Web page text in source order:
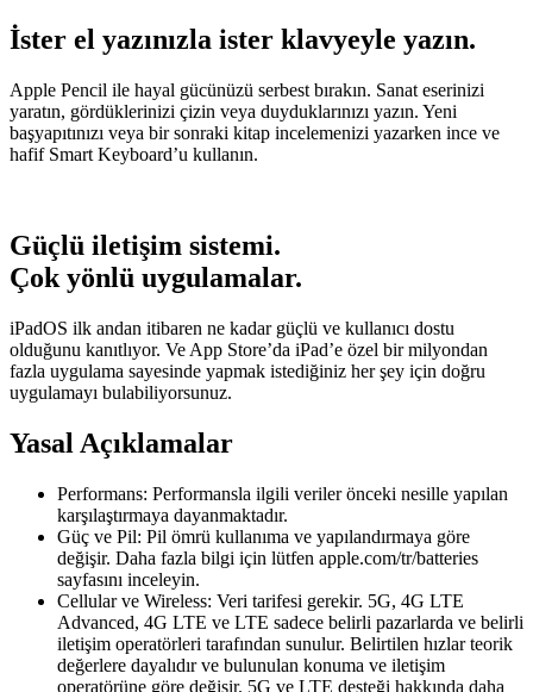
İster el yazınızla ister klavyeyle yazın.
Apple Pencil ile hayal gücünüzü serbest bırakın. Sanat eserinizi
yaratın, gördüklerinizi çizin veya duyduklarınızı yazın. Yeni
başyapıtınızı veya bir sonraki kitap incelemenizi yazarken ince ve
hafif Smart Keyboard’u kullanın.
Güçlü iletişim sistemi.
Çok yönlü uygulamalar.
iPadOS ilk andan itibaren ne kadar güçlü ve kullanıcı dostu
olduğunu kanıtlıyor. Ve App Store’da iPad’e özel bir milyondan
fazla uygulama sayesinde yapmak istediğiniz her şey için doğru
uygulamayı bulabiliyorsunuz.
Yasal Açıklamalar
Performans: Performansla ilgili veriler önceki nesille yapılan
karşılaştırmaya dayanmaktadır.
Güç ve Pil: Pil ömrü kullanıma ve yapılandırmaya göre
değişir. Daha fazla bilgi için lütfen apple.com/tr/batteries
sayfasını inceleyin.
Cellular ve Wireless: Veri tarifesi gerekir. 5G, 4G LTE
Advanced, 4G LTE ve LTE sadece belirli pazarlarda ve belirli
iletişim operatörleri tarafından sunulur. Belirtilen hızlar teorik
değerlere dayalıdır ve bulunulan konuma ve iletişim
operatörüne göre değişir. 5G ve LTE desteği hakkında daha